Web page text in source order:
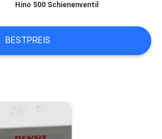
Hino 500 Schienenventil
BESTPREIS